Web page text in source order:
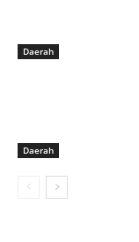
Daerah
Daerah